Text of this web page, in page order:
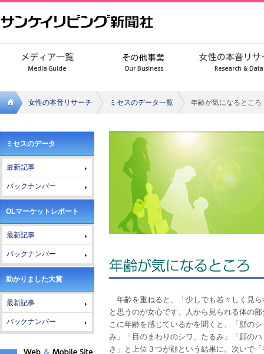
イリビ
ング新
女性の本音リサーチ ミセスのデータ一覧 年齢が気になるところ
ミセスのデータ
最新記事
バックナンバー
OLマーケットレポート
最新記事
バックナンバー
助かりました大賞
最新記事
バックナンバー
年齢を重ねると、「少しでも若々しく見ら
と思うのが女心です。人から見られる体の
こに年齢を感じているかを聞くと、「顔の
み」「目のまわりのシワ、たるみ」「顔のハ
さ」と上位３つが顔という結果に。次いで